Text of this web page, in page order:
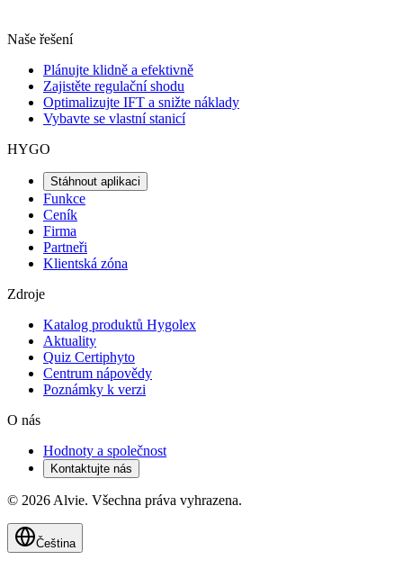
Naše řešení
Plánujte klidně a efektivně
Zajistěte regulační shodu
Optimalizujte IFT a snižte náklady
Vybavte se vlastní stanicí
HYGO
Stáhnout aplikaci
Funkce
Ceník
Firma
Partneři
Klientská zóna
Zdroje
Katalog produktů Hygolex
Aktuality
Quiz Certiphyto
Centrum nápovědy
Poznámky k verzi
O nás
Hodnoty a společnost
Kontaktujte nás
© 2026 Alvie. Všechna práva vyhrazena.
Čeština